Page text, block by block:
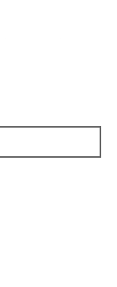
は、胆管肝炎など
ゆっくりとすい臓